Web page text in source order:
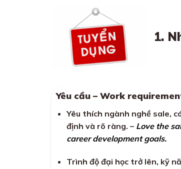
1.
Yêu cầu – Work
Yêu thích ngành nghề sale,
định và rõ ràng. – Love the
career development goals.
Trình độ đại học trở lên, kỹ